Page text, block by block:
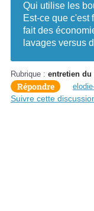
Qui utilise les
Est-ce que c'est
fait des
lavages versus
Rubrique : entretien du
Répondre
Suivre cette